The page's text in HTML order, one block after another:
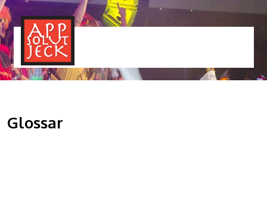
Glossar